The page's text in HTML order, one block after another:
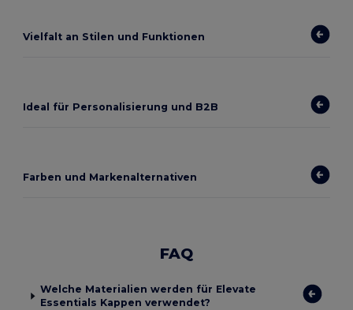
Vielfalt an Stilen und Funktionen
Ideal für Personalisierung und B2B
Farben und Markenalternativen
FAQ
Welche Materialien werden für Elevate
Essentials Kappen verwendet?